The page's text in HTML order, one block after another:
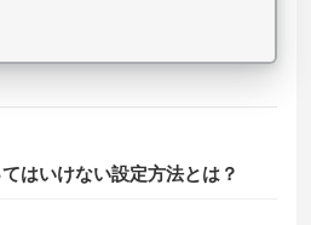
はいけない設定方法とは？